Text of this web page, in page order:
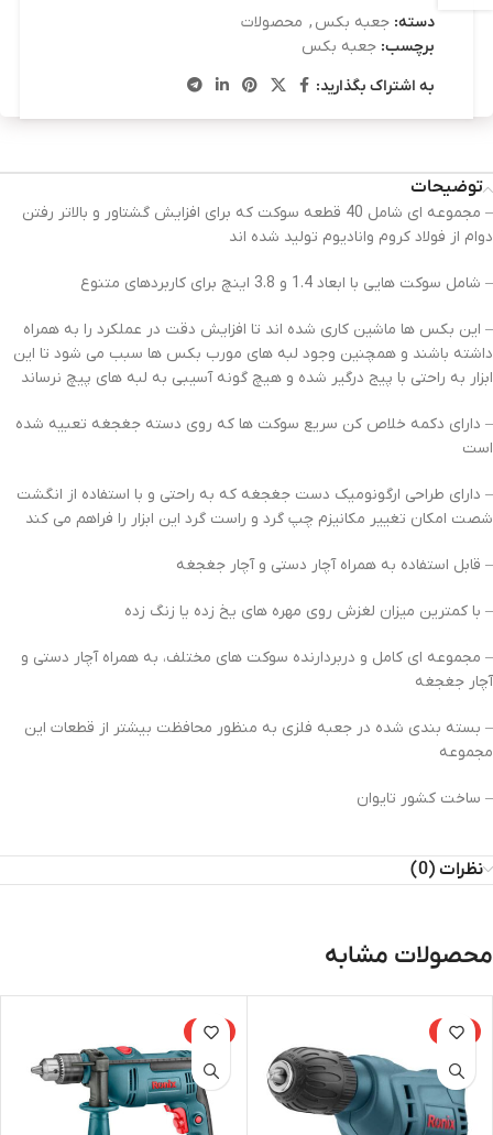
دسته: جعبه بکس , محصولات
برچسب: جعبه بکس
به اشتراک بگذارید:
توضیحات
– مجموعه ‌ای شامل 40 قطعه سوکت که برای افزایش گشتاور و بالاتر رفتن
دوام از فولاد کروم وانادیوم تولید شده ‌اند
– شامل سوکت ‌هایی با ابعاد 1.4 و 3.8 اینچ برای کاربردهای متنوع
– این بکس ‌ها ماشین کاری شده اند تا افزایش دقت در عملکرد را به همراه
داشته باشند و همچنین وجود لبه‌ های مورب بکس ‌ها سبب می‌ شود تا این
ابزار به راحتی با پیج درگیر شده و هیچ گونه آسیبی به لبه ‌های پیچ نرساند
– دارای دکمه خلاص کن سریع سوکت ‌ها که روی دسته جغجغه تعبیه شده
است
– دارای طراحی ارگونومیک دست جغجغه که به راحتی و با استفاده از انگشت
شصت امکان تغییر مکانیزم چپ‌ گرد و راست‌ گرد این ابزار را فراهم می‎ کند
– قابل استفاده به همراه آچار دستی و آچار جغجغه
– با کمترین میزان لغزش روی مهره‌ های یخ ‌زده یا زنگ ‌زده
– مجموعه ‌ای کامل و دربردارنده سوکت ‌های مختلف، به همراه آچار دستی و
آچار جغجغه
– بسته ‌بندی شده در جعبه فلزی به منظور محافظت بیشتر از قطعات این
مجموعه
– ساخت کشور تایوان
نظرات (0)
محصولات مشابه
-15%
-15%